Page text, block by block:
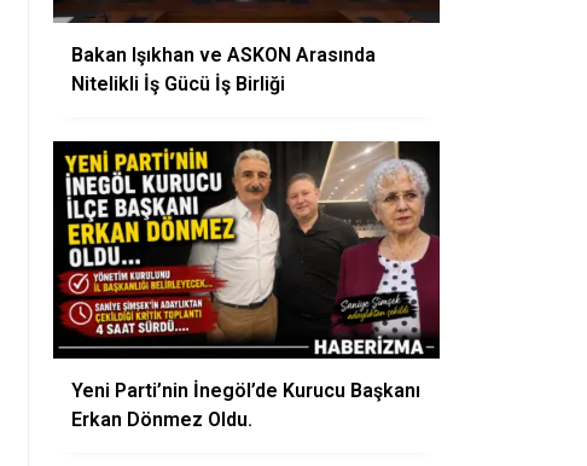
Bakan Işıkhan ve ASKON Arasında
Nitelikli İş Gücü İş Birliği
Yeni Parti’nin İnegöl’de Kurucu Başkanı
Erkan Dönmez Oldu.